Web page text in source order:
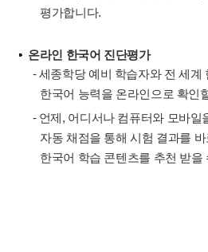
평가합니다.
온라인 한국어 진단평가
- 세종학당 예비 학습자와 전 세계
한국어 능력을 온라인으로 확인
- 언제, 어디서나 컴퓨터와 모바일
자동 채점을 통해 시험 결과를
한국어 학습 콘텐츠를 추천 받을